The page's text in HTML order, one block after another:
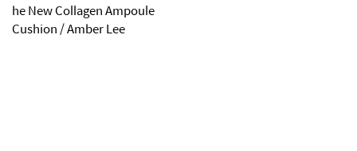
he New Collagen Ampoule
Cushion / Amber Lee